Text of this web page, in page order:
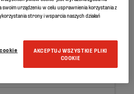
swoim urządzeniu w celu usprawnienia korzystania z
strony i wsparcia naszych działań
AKCEPTUJ WSZYSTKIE PLIKI
COOKIE